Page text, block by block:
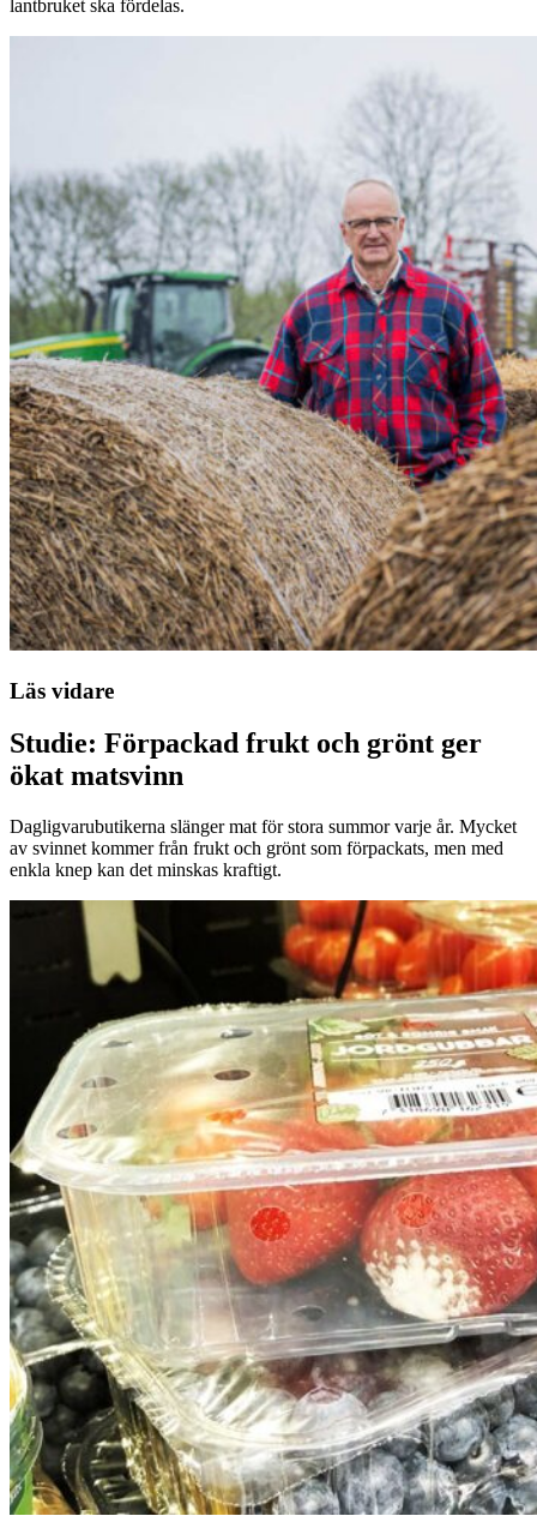
lantbruket ska fördelas.
Läs vidare
Studie: Förpackad frukt och grönt ger
ökat matsvinn
Dagligvarubutikerna slänger mat för stora summor varje år. Mycket
av svinnet kommer från frukt och grönt som förpackats, men med
enkla knep kan det minskas kraftigt.